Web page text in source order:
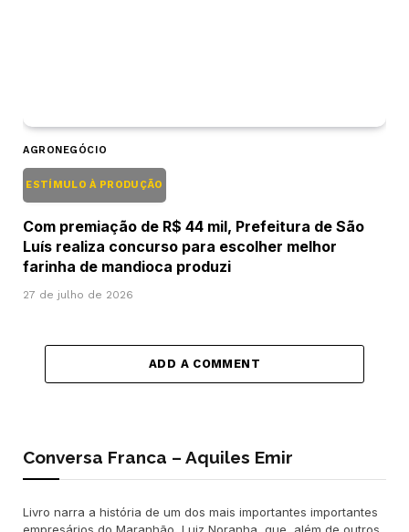
AGRONEGÓCIO
ESTÍMULO À PRODUÇÃO
Com premiação de R$ 44 mil, Prefeitura de São
Luís realiza concurso para escolher melhor
farinha de mandioca produzi
27 de julho de 2026
ADD A COMMENT
Conversa Franca – Aquiles Emir
Livro narra a história de um dos mais importantes importantes